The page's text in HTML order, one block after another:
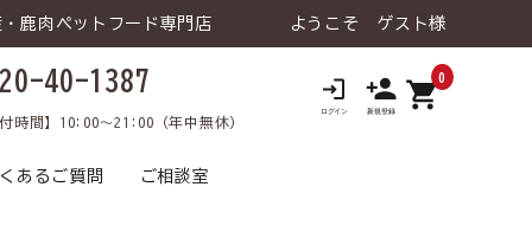
・鹿肉ペットフード専門店 ようこそ ゲスト様
40-1387
付時間】10:00～21:00（年中無休）
shopping_cart0
あるご質問 ご相談室